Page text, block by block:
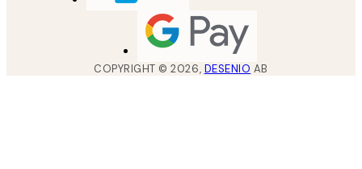
COPYRIGHT ©2026, DESENIO AB